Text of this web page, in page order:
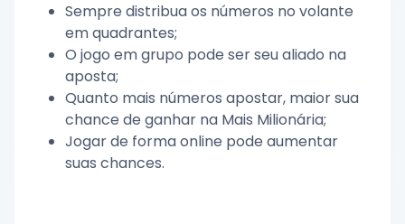
Sempre distribua os números no volante
em quadrantes;
O jogo em grupo pode ser seu aliado na
aposta;
Quanto mais números apostar, maior sua
chance de ganhar na Mais Milionária;
Jogar de forma online pode aumentar
suas chances.